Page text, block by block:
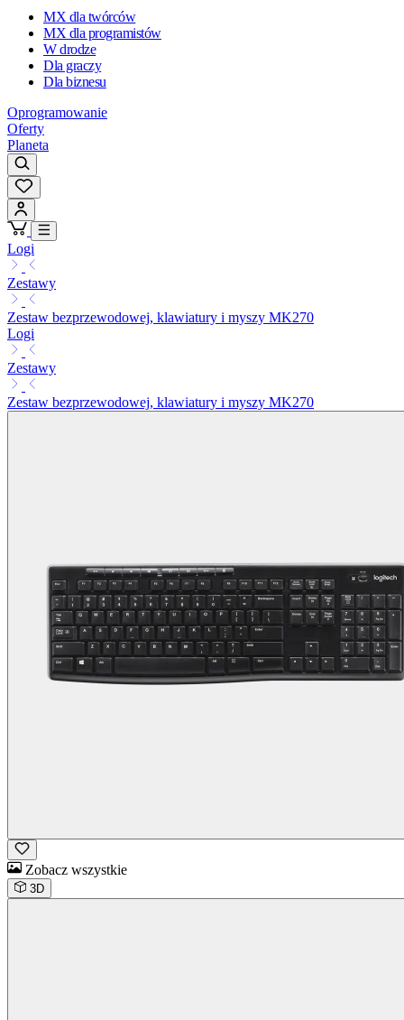
MX dla twórców
MX dla programistów
W drodze
Dla graczy
Dla biznesu
Oprogramowanie
Oferty
Planeta
Logi
Zestawy
Zestaw bezprzewodowej, klawiatury i myszy MK270
Logi
Zestawy
Zestaw bezprzewodowej, klawiatury i myszy MK270
Zobacz wszystkie
3D